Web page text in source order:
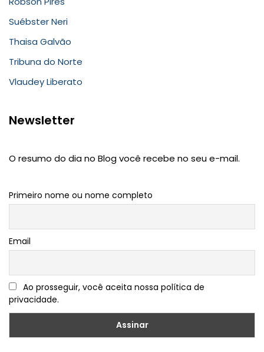
Suébster Neri
Thaisa Galvão
Tribuna do Norte
Vlaudey Liberato
Newsletter
O resumo do dia no Blog você recebe no seu e-mail.
Primeiro nome ou nome completo
Email
Ao prosseguir, você aceita nossa política de
privacidade.